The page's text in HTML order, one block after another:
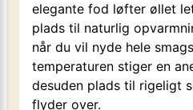
elegante fod løfter øllet
plads til naturlig
når du vil nyde hele
temperaturen stiger en
desuden plads til rigeligt
flyder over.